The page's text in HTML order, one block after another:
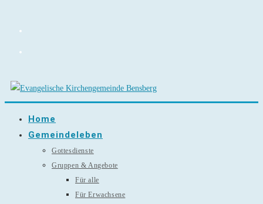
Home
Gemeindeleben
Gottesdienste
Gruppen & Angebote
Für alle
Für Erwachsene